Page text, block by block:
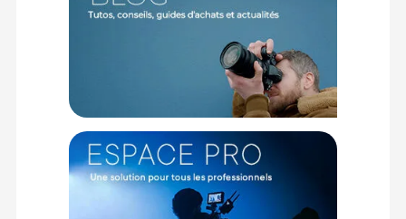
Adaptateur de trépied - Achat et prix :309556631288
(1) Offre valable jusqu'au 31 Décembre 2030 à partir de 49 euros
d'achat, sur la base d'une expédition Chronopost 24H vers un point
relais situé en France continentale uniquement, valable uniquement
sur les produits de moins de 1m et moins de 20Kg.
(2) Nombre de points Fidélité estimés, hors remises au panier, basé
sur le prix TTC en €, les points seront effectivement calculés dans le